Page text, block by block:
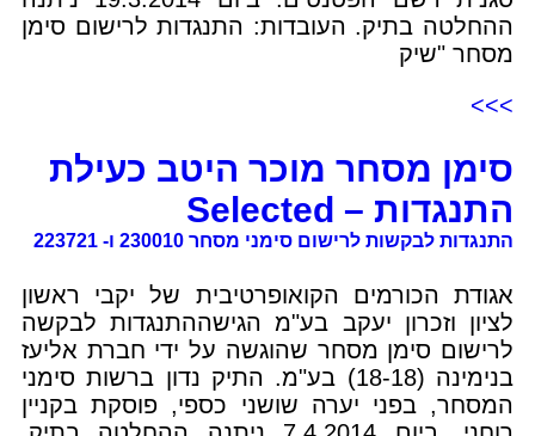
ההחלטה בתיק. העובדות: התנגדות לרישום סימן
מסחר "שיק
>>>
סימן מסחר מוכר היטב כעילת
התנגדות – Selected
התנגדות לבקשות לרישום סימני מסחר 230010 ו- 223721
אגודת הכורמים הקואופרטיבית של יקבי ראשון
לציון וזכרון יעקב בע"מ הגישההתנגדות לבקשה
לרישום סימן מסחר שהוגשה על ידי חברת אליעז
בנימינה (18-18) בע"מ. התיק נדון ברשות סימני
המסחר, בפני יערה שושני כספי, פוסקת בקניין